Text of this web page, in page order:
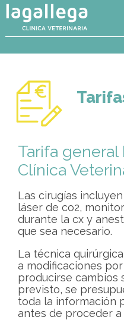
Tarifa general
Clínica
Las cirugías
láser de co2,
durante la cx y
que sea necesario.
La técnica
a modificaciones
producirse cambios
previsto, se
toda la información
antes de proceder